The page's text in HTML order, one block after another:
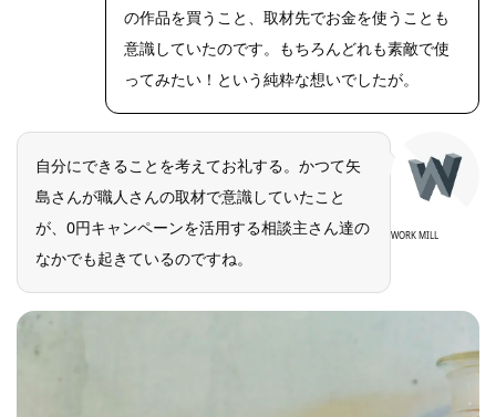
の作品を買うこと、取材先でお金を使うことも
意識していたのです。もちろんどれも素敵で使
ってみたい！という純粋な想いでしたが。
自分にできることを考えてお礼する。かつて矢
島さんが職人さんの取材で意識していたこと
が、0円キャンペーンを活用する相談主さん達の
なかでも起きているのですね。
WORK MILL